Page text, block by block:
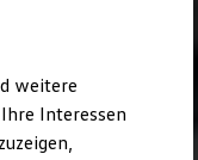
weitere
Interessen